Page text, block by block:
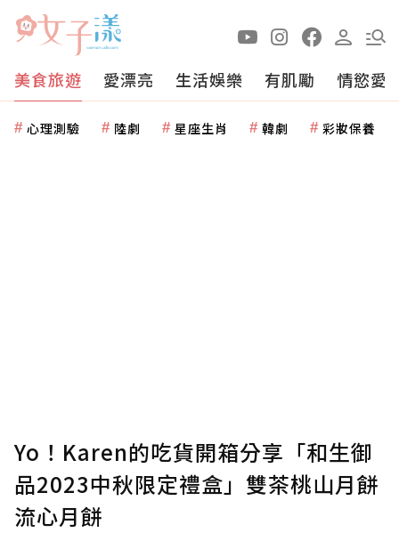
美食旅遊 愛漂亮 生活娛樂 有肌勵 情慾愛
心理測驗 陸劇 星座生肖 韓劇 彩妝保養
Yo！Karen的吃貨開箱分享「和生御
品2023中秋限定禮盒」雙茶桃山月餅
流心月餅